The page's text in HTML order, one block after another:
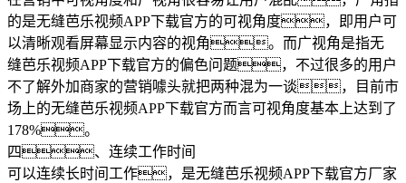
的是无缝芭乐视频APP下载官方的可视角度，即用户可
以清晰观看屏幕显示内容的视角。而广视角是指无
缝芭乐视频APP下载官方的偏色问题，不过很多的用户
不了解外加商家的营销噱头就把两种混为一谈，目前市
场上的无缝芭乐视频APP下载官方而言可视角度基本上达到了
178%。
四、连续工作时间
可以连续长时间工作，是无缝芭乐视频APP下载官方厂家